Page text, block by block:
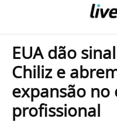
EUA dão
Chiliz e
expansão no
profissional